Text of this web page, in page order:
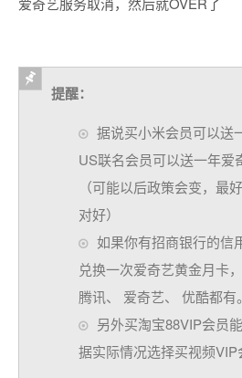
提醒：
据说买小米会员可以送
US联名会员可以送一年爱
（可能以后政策会变，最
对好）
如果你有招商银行的信
兑换一次爱奇艺黄金月卡
腾讯、 爱奇艺、 优酷都有。
另外买淘宝88VIP会员
据实际情况选择买视频VIP